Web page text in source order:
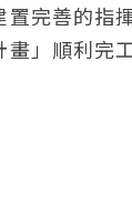
完善的
」順利完